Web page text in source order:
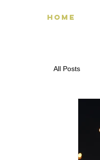
HOME
All Posts